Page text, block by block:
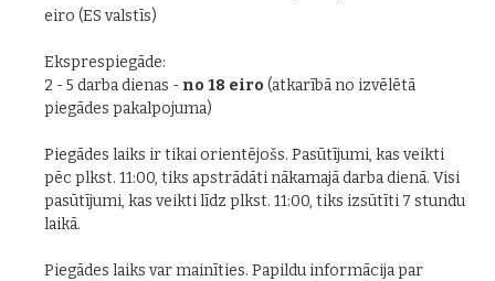
eiro (ES valstīs)
Eksprespiegāde:
2 - 5 darba dienas - no 18 eiro (atkarībā no izvēlētā
piegādes pakalpojuma)
Piegādes laiks ir tikai orientējošs. Pasūtījumi, kas veikti
pēc plkst. 11:00, tiks apstrādāti nākamajā darba dienā. Visi
pasūtījumi, kas veikti līdz plkst. 11:00, tiks izsūtīti 7 stundu
laikā.
Piegādes laiks var mainīties. Papildu informācija par